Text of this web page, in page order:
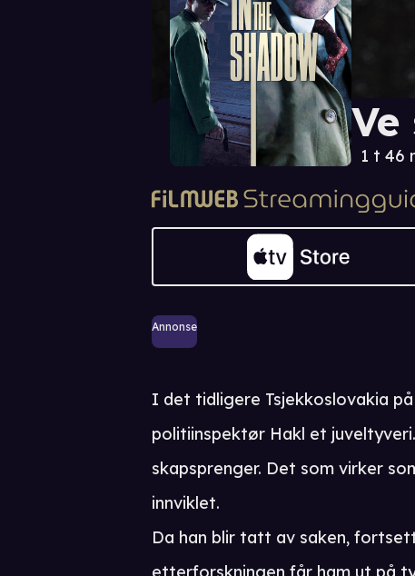
Ve
1 t 46
Annonse
I det tidligere Tsjekkoslovakia
politiinspektør Hakl et
skapsprenger. Det som virker
innviklet.
Da han blir tatt av saken,